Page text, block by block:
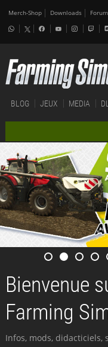
Merch-Shop Downloads Forum
BLOG JEUX MEDIA
Bienvenue
Farming
Infos, mods,